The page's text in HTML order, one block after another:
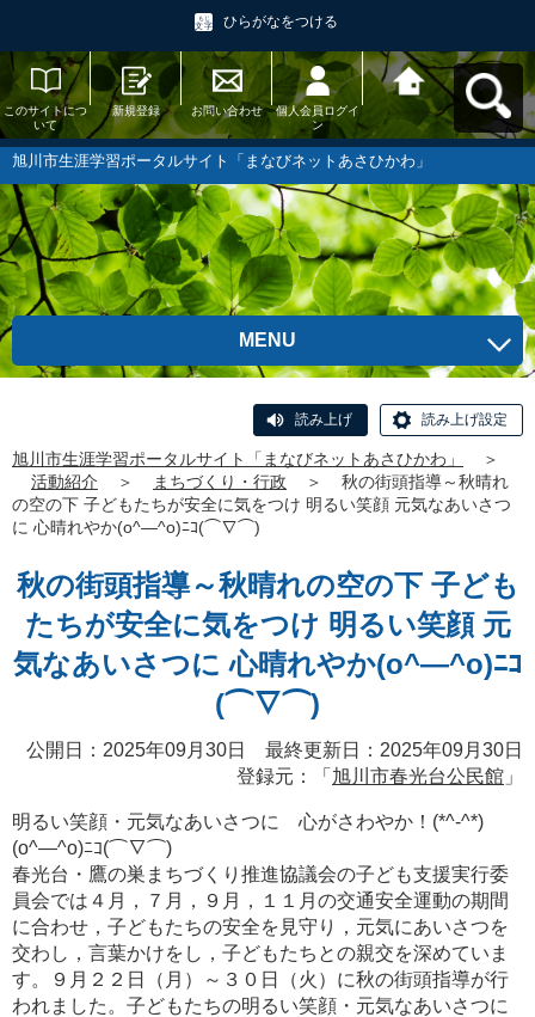
ひらがなをつける
このサイトにつ
いて
新規登録 お問い合わせ
個人会員ログイ
ン
旭川市生涯学習
ポータルサイト
「まなびネット
あさひかわ」へ
戻る
旭川市生涯学習ポータルサイト「まなびネットあさひかわ」
MENU
読み上げ 読み上げ設定
旭川市生涯学習ポータルサイト「まなびネットあさひかわ」
＞
活動紹介
＞ まちづくり・行政 ＞
秋の街頭指導～秋晴れ
の空の下 子どもたちが安全に気をつけ 明るい笑顔 元気なあいさつ
に 心晴れやか(o^―^o)ﾆｺ(⌒∇⌒)
秋の街頭指導～秋晴れの空の下 子ども
たちが安全に気をつけ 明るい笑顔 元
気なあいさつに 心晴れやか(o^―^o)ﾆｺ
(⌒∇⌒)
公開日：2025年09月30日 最終更新日：2025年09月30日
登録元：「 旭川市春光台公民館 」
明るい笑顔・元気なあいさつに 心がさわやか！(*^-^*)
(o^―^o)ﾆｺ(⌒∇⌒)
春光台・鷹の巣まちづくり推進協議会の子ども支援実行委
員会では４月，７月，９月，１１月の交通安全運動の期間
に合わせ，子どもたちの安全を見守り，元気にあいさつを
交わし，言葉かけをし，子どもたちとの親交を深めていま
す。９月２２日（月）～３０日（火）に秋の街頭指導が行
われました。子どもたちの明るい笑顔・元気なあいさつに